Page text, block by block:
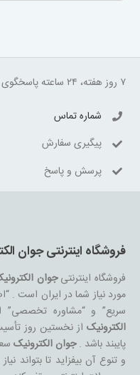
۷ روز هفته، ۲۴ ساعته پاسخگوی شما هستیم.
شماره تماس
پیگیری سفارش
پرسش و پاسخ
فروشگاه اینترنتی جوان
فروشگاه اینترنتیجوان
مورد نیاز شما در ایران است .
سریع” و “مشاوره
الکترونیکاز نخستین روز
پایبند باشد .جوان الکترونیک
و تنوع آن بیفزاید تا بتواند